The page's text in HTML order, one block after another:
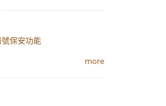
保安功能
more